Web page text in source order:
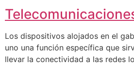
Los dispositivos alojados en el
uno una función específica que
llevar la conectividad a las redes